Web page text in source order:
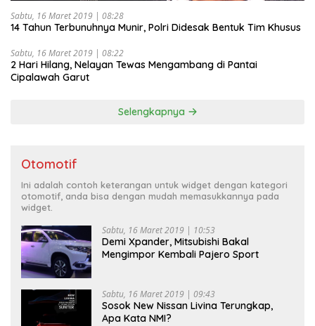
Sabtu, 16 Maret 2019 | 08:28
14 Tahun Terbunuhnya Munir, Polri Didesak Bentuk Tim Khusus
Sabtu, 16 Maret 2019 | 08:22
2 Hari Hilang, Nelayan Tewas Mengambang di Pantai
Cipalawah Garut
Selengkapnya
Otomotif
Ini adalah contoh keterangan untuk widget dengan kategori
otomotif, anda bisa dengan mudah memasukkannya pada
widget.
Sabtu, 16 Maret 2019 | 10:53
Demi Xpander, Mitsubishi Bakal
Mengimpor Kembali Pajero Sport
Sabtu, 16 Maret 2019 | 09:43
Sosok New Nissan Livina Terungkap,
Apa Kata NMI?